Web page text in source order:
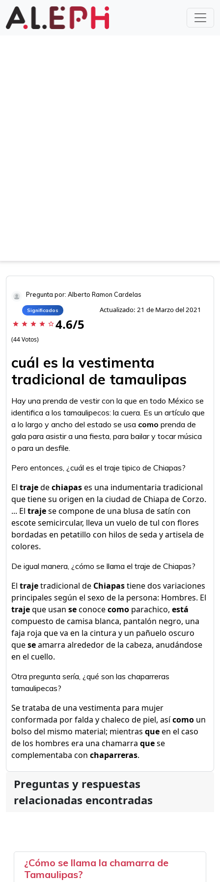
Pregunta por: Alberto Ramon Cardelas
Significados Actualizado: 21 de Marzo del 2021
star star star star star_border 4.6/5
(44 Votos)
cuál es la vestimenta
tradicional de tamaulipas
Hay una prenda de vestir con la que en todo México se
identifica a los tamaulipecos: la cuera. Es un artículo que
a lo largo y ancho del estado se usa como prenda de
gala para asistir a una fiesta, para bailar y tocar música
o para un desfile.
Pero entonces, ¿cuál es el traje tipico de Chiapas?
El trajedechiapases una indumentaria tradicional
que tiene su origen en la ciudad de Chiapa de Corzo.
... El trajese compone de una blusa de satín con
escote semicircular, lleva un vuelo de tul con flores
bordadas en petatillo con hilos de seda y artisela de
colores.
De igual manera, ¿cómo se llama el traje de Chiapas?
El trajetradicional de Chiapastiene dos variaciones
principales según el sexo de la persona: Hombres. El
trajeque usan seconocecomo parachico, está
compuesto de camisa blanca, pantalón negro, una
faja roja que va en la cintura y un pañuelo oscuro
queseamarra alrededor de la cabeza, anudándose
en el cuello.
Otra pregunta sería, ¿qué son las chaparreras
tamaulipecas?
Se trataba de una vestimenta para mujer
conformada por falda y chaleco de piel, asícomo un
bolso del mismo material; mientras queen el caso
de los hombres era una chamarra quese
complementaba con chaparreras.
Preguntas y respuestas
relacionadas encontradas
¿Cómo se llama la chamarra de
Tamaulipas?